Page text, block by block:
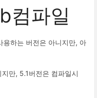
컴파일
용하는 버전은 아니지만, 아
만, 5.1버전은 컴파일시